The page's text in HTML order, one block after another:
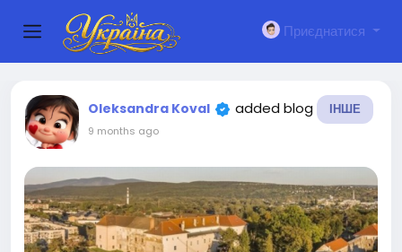
Приєднатися
Oleksandra Koval added blog ІНШЕ
9 months ago